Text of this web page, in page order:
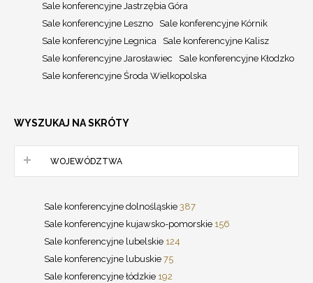
Sale konferencyjne Jastrzębia Góra
Sale konferencyjne Leszno
Sale konferencyjne Kórnik
Sale konferencyjne Legnica
Sale konferencyjne Kalisz
Sale konferencyjne Jarosławiec
Sale konferencyjne Kłodzko
Sale konferencyjne Środa Wielkopolska
WYSZUKAJ NA SKRÓTY
WOJEWÓDZTWA
Sale konferencyjne dolnośląskie 387
Sale konferencyjne kujawsko-pomorskie 156
Sale konferencyjne lubelskie 124
Sale konferencyjne lubuskie 75
Sale konferencyjne łódzkie 192